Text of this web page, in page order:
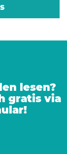
lesen?
gratis via